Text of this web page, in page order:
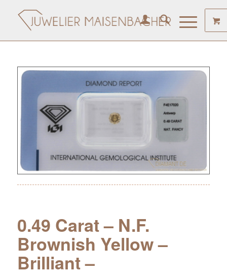
0.49 Carat – N.F.
Brownish Yellow –
Brilliant –